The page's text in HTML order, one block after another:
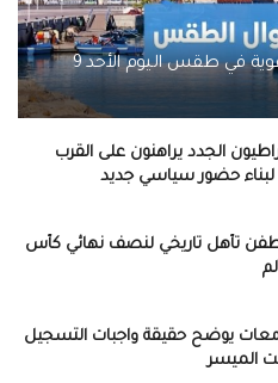
أجواء حارة وزخات رعدية ورياح قوية في طقس اليوم الأحد 9
الجدد يراهنون على القرب
لبناء حضور سياسي جديد
تأهل تاريخي لنصف نهائي كأس
يوضح حقيقة واجبات التسجيل
الميسر